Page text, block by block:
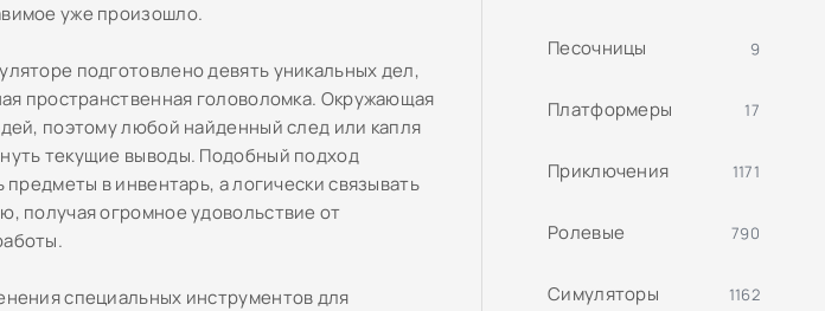
уже произошло.
подготовлено девять уникальных дел,
пространственная головоломка. Окружающая
поэтому любой найденный след или капля
текущие выводы. Подобный подход
в инвентарь, а логически связывать
получая огромное удовольствие от
специальных инструментов для
Песочницы 9
Платформеры 17
Приключения 1171
Ролевые 790
Симуляторы 1162